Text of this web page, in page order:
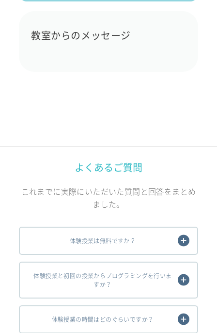
教室からのメッセージ
よくあるご質問
これまでに実際にいただいた質問と回答をまとめ
ました。
体験授業は無料ですか？
体験授業と初回の授業からプログラミングを行いま
すか？
体験授業の時間はどのぐらいですか？